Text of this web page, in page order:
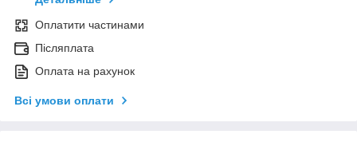
Оплатити частинами
Післяплата
Оплата на рахунок
Всі умови оплати